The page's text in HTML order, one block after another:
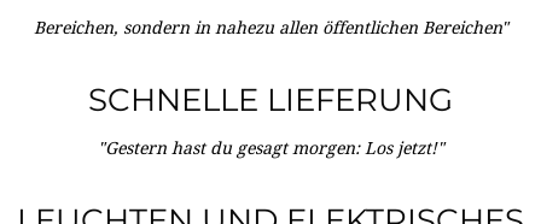
Bereichen, sondern in nahezu allen öffentlichen Bereichen"
SCHNELLE LIEFERUNG
"Gestern hast du gesagt morgen: Los jetzt!"